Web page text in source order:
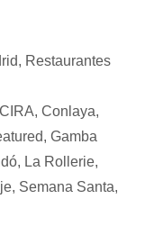
, Restaurantes
, Conlaya,
, Gamba
, La Rollerie,
, Semana Santa,